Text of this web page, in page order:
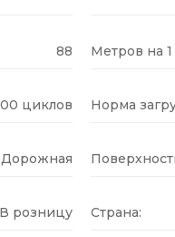
88 Метров на
циклов Норма
В розницу Страна: